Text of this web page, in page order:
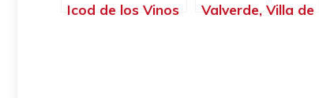
Icod de los Vinos
Valverde, Villa de